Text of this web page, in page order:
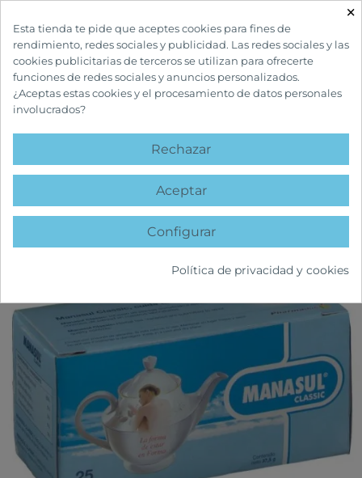
INICIO HERBOLARIO Y MEDICINA NATURAL
favorite
×
Esta tienda te pide que aceptes cookies para fines de
rendimiento, redes sociales y publicidad. Las redes sociales y las
cookies publicitarias de terceros se utilizan para ofrecerte
funciones de redes sociales y anuncios personalizados.
¿Aceptas estas cookies y el procesamiento de datos personales
involucrados?
Rechazar
Aceptar
Configurar
Política de privacidad y cookies